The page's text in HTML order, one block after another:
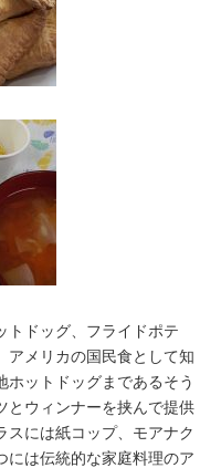
トドッグ、フライドポテ
アメリカの国民食として知
ホットドッグまであるそう
とウィンナーを挟んで提供
スには紙コップ、モアナク
には伝統的な家庭料理のア